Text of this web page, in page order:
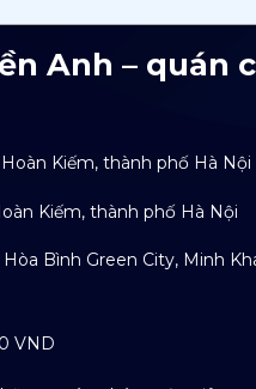
Anh – quán
Kiếm, thành phố Hà Nội
thành phố Hà Nội
Green City, Minh Khai,
VND